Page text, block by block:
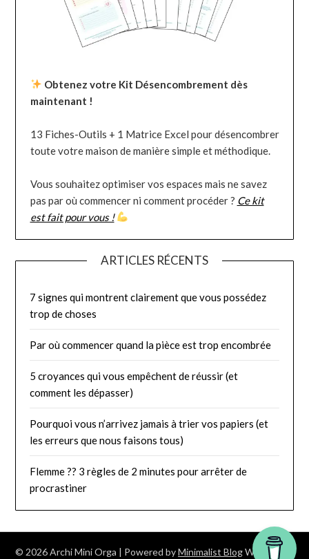
Obtenez votre Kit Désencombrement dès
maintenant !
13 Fiches-Outils + 1 Matrice Excel pour désencombrer
toute votre maison de manière simple et méthodique.
Vous souhaitez optimiser vos espaces mais ne savez
pas par où commencer ni comment procéder ? Ce kit
est fait pour vous !
ARTICLES RÉCENTS
7 signes qui montrent clairement que vous possédez
trop de choses
Par où commencer quand la pièce est trop encombrée
5 croyances qui vous empêchent de réussir (et
comment les dépasser)
Pourquoi vous n’arrivez jamais à trier vos papiers (et
les erreurs que nous faisons tous)
Flemme ?? 3 règles de 2 minutes pour arrêter de
procrastiner
© 2026 Archi Mini Orga | Powered byMinimalist BlogWordPress